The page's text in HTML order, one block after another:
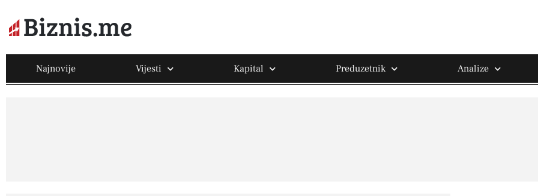
Najnovije Vijesti Kapital Preduzetnik Analize